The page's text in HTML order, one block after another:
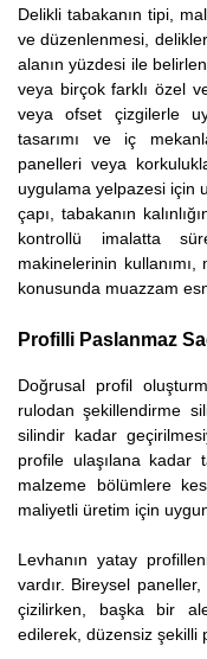
Delikli tabakanın tipi,
ve düzenlenmesi,
alanın yüzdesi ile
veya birçok farklı özel
veya ofset çizgilerle
tasarımı ve iç
panelleri veya
uygulama yelpazesi için
çapı, tabakanın
kontrollü imalatta
makinelerinin kullanımı,
konusunda muazzam
Profilli Paslanmaz
Doğrusal profil
rulodan şekillendirme
silindir kadar
profile ulaşılana kadar
malzeme bölümlere
maliyetli üretim için
Levhanın yatay
vardır. Bireysel
çizilirken, başka bir
edilerek, düzensiz şekilli